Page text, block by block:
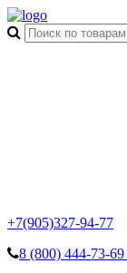
+7(905)327-94-77
8 (800) 444-73-69